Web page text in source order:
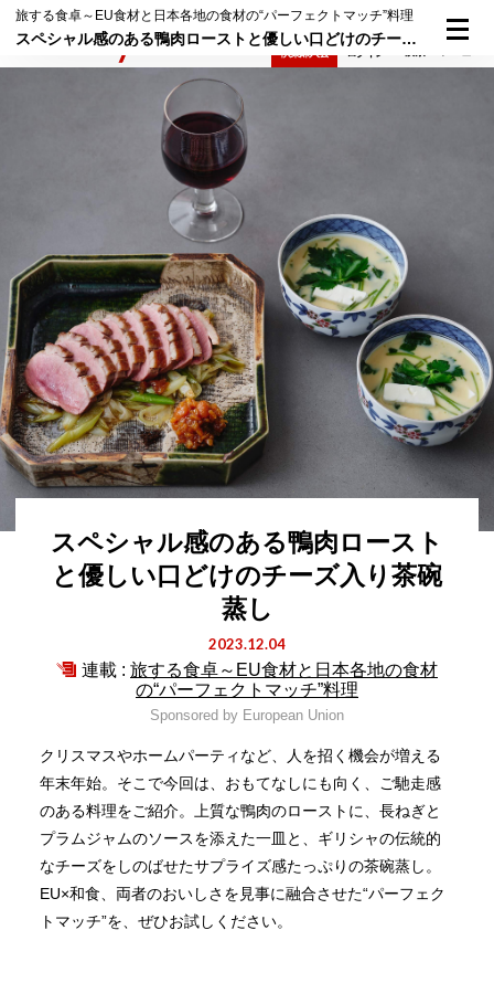
旅する食卓～EU食材と日本各地の食材の“パーフェクトマッチ”料理
スペシャル感のある鴨肉ローストと優しい口どけのチーズ入り茶碗蒸し
スペシャル感のある鴨肉ロースト
と優しい口どけのチーズ入り茶碗
蒸し
2023.12.04
連載 : 旅する食卓～EU食材と日本各地の食材
の“パーフェクトマッチ”料理
Sponsored by European Union
クリスマスやホームパーティなど、人を招く機会が増える
年末年始。そこで今回は、おもてなしにも向く、ご馳走感
のある料理をご紹介。上質な鴨肉のローストに、長ねぎと
プラムジャムのソースを添えた一皿と、ギリシャの伝統的
なチーズをしのばせたサプライズ感たっぷりの茶碗蒸し。
EU×和食、両者のおいしさを見事に融合させた“パーフェク
トマッチ”を、ぜひお試しください。